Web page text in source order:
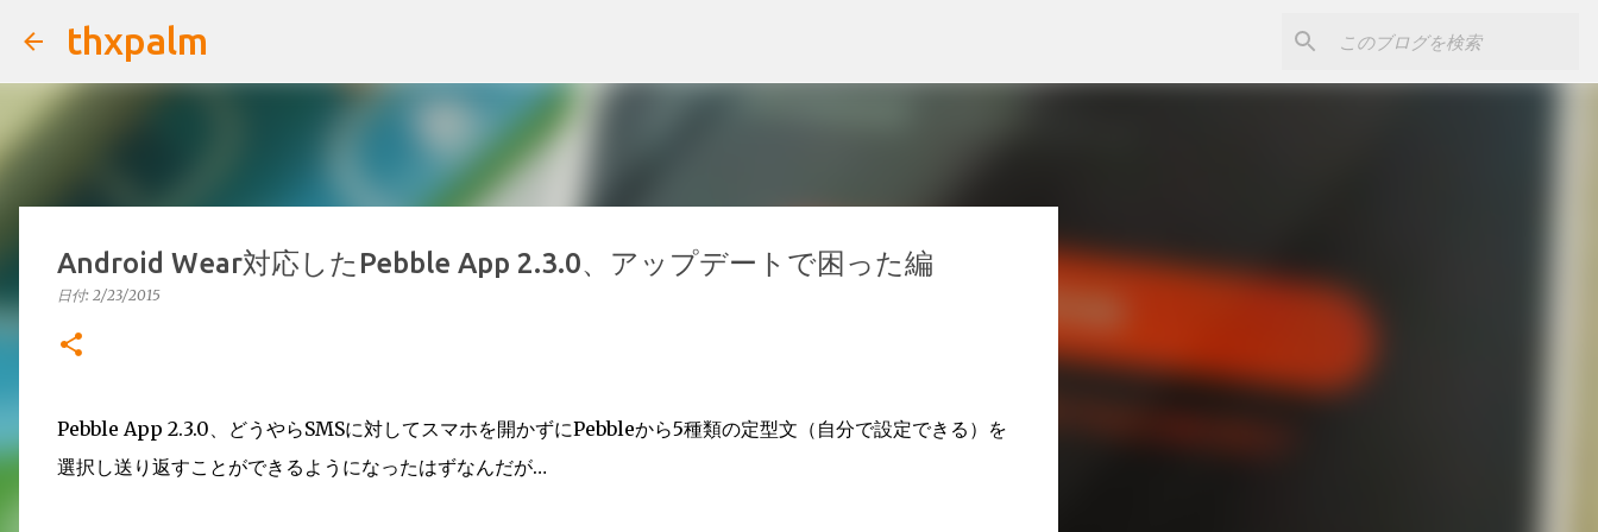
thxpalm
Android Wear対応したPebble App 2.3.0、アップデートで困った編
日付: 2/23/2015
Pebble App 2.3.0、どうやらSMSに対してスマホを開かずにPebbleから5種類の定型文（自分で設定できる）を
選択し送り返すことができるようになったはずなんだが…